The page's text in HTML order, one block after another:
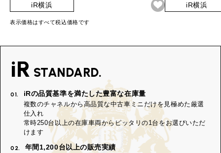
iR横浜 iR横浜
表示価格はすべて税込価格です
iR STANDARD.
01. iRの品質基準を満たした豊富な在庫量
複数のチャネルから高品質な中古車ミニだけを見極めた厳選
仕入れ
常時250台以上の在庫車両からピッタリの1台をお選びいただ
けます
02. 年間1,200台以上の販売実績